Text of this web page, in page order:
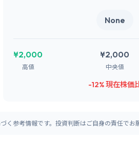
None
¥2,000
高値
¥2,000
中央値
-12% 現在株価
参考情報です。投資判断はご自身の責任でお